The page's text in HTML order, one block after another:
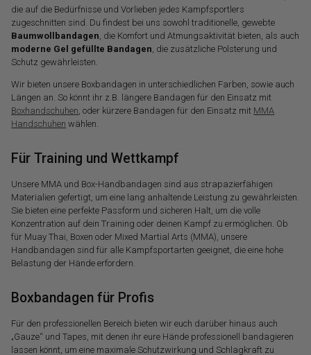
die auf die Bedürfnisse und Vorlieben jedes Kampfsportlers
zugeschnitten sind. Du findest bei uns sowohl traditionelle, gewebte
Baumwollbandagen, die Komfort und Atmungsaktivität bieten, als auch
moderne Gel gefüllte Bandagen, die zusätzliche Polsterung und
Schutz gewährleisten.
Wir bieten unsere Boxbandagen in unterschiedlichen Farben, sowie auch
Längen an. So könnt ihr z.B. längere Bandagen für den Einsatz mit
Boxhandschuhen, oder kürzere Bandagen für den Einsatz mit MMA
Handschuhen wählen.
Für Training und Wettkampf
Unsere MMA und Box-Handbandagen sind aus strapazierfähigen
Materialien gefertigt, um eine lang anhaltende Leistung zu gewährleisten.
Sie bieten eine perfekte Passform und sicheren Halt, um die volle
Konzentration auf dein Training oder deinen Kampf zu ermöglichen. Ob
für Muay Thai, Boxen oder Mixed Martial Arts (MMA), unsere
Handbandagen sind für alle Kampfsportarten geeignet, die eine hohe
Belastung der Hände erfordern.
Boxbandagen für Profis
Für den professionellen Bereich bieten wir euch darüber hinaus auch
„Gauze“ und Tapes, mit denen ihr eure Hände professionell bandagieren
lassen könnt, um eine maximale Schutzwirkung und Schlagkraft zu